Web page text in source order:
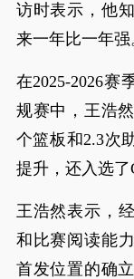
访时表示，他
来一年比一年强
在2025-2026赛
规赛中，王浩
个篮板和2.3次
提升，还入选了
王浩然表示，
和比赛阅读能
首发位置的确